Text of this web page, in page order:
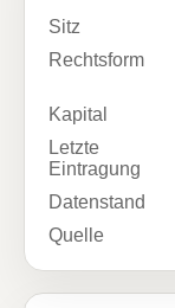
Sitz
Rechtsform
Kapital
Letzte
Eintragung
Datenstand
Quelle